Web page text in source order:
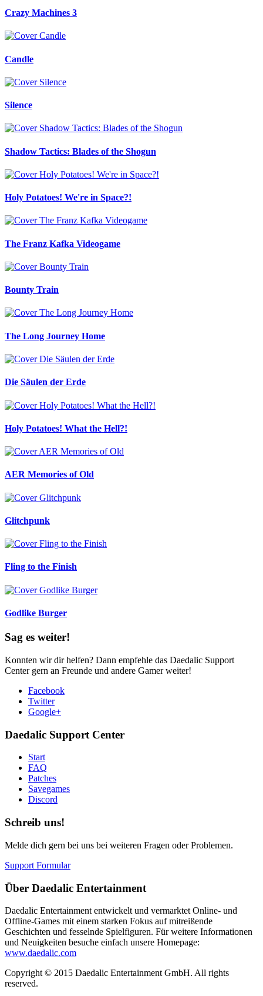
Crazy Machines 3
Candle
Silence
Shadow Tactics: Blades of the Shogun
Holy Potatoes! We're in Space?!
The Franz Kafka Videogame
Bounty Train
The Long Journey Home
Die Säulen der Erde
Holy Potatoes! What the Hell?!
AER Memories of Old
Glitchpunk
Fling to the Finish
Godlike Burger
Sag es weiter!
Konnten wir dir helfen? Dann empfehle das Daedalic Support
Center gern an Freunde und andere Gamer weiter!
Facebook
Twitter
Google+
Daedalic Support Center
Start
FAQ
Patches
Savegames
Discord
Schreib uns!
Melde dich gern bei uns bei weiteren Fragen oder Problemen.
Support Formular
Über Daedalic Entertainment
Daedalic Entertainment entwickelt und vermarktet Online- und
Offline-Games mit einem starken Fokus auf mitreißende
Geschichten und fesselnde Spielfiguren. Für weitere Informationen
und Neuigkeiten besuche einfach unsere Homepage:
www.daedalic.com
Copyright © 2015 Daedalic Entertainment GmbH. All rights
reserved.